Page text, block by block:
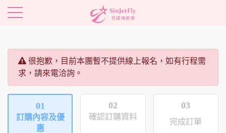
很抱歉，目前本團暫不提供線上報名，如有行程需
求，請來電洽詢。
01
訂購內容及優
惠
02
確認訂購資料
03
完成訂單